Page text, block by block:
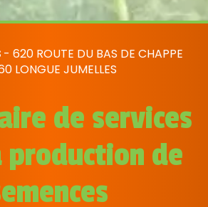
- 620 ROUTE DU BAS DE CHAPPE
LONGUE JUMELLES
de services
production de